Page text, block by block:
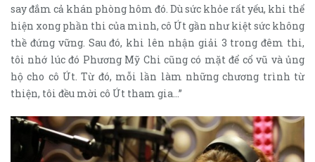
say đắm cả khán phòng hôm đó. Dù sức khỏe rất yếu, khi thể
hiện xong phần thi của mình, cô Út gần như kiệt sức không
thề đứng vững. Sau đó, khi lên nhận giải 3 trong đêm thi,
tôi nhớ lúc đó Phương Mỹ Chi cũng có mặt để cổ vũ và ủng
hộ cho cô Út. Từ đó, mỗi lần làm những chương trình từ
thiện, tôi đều mời cô Út tham gia…”